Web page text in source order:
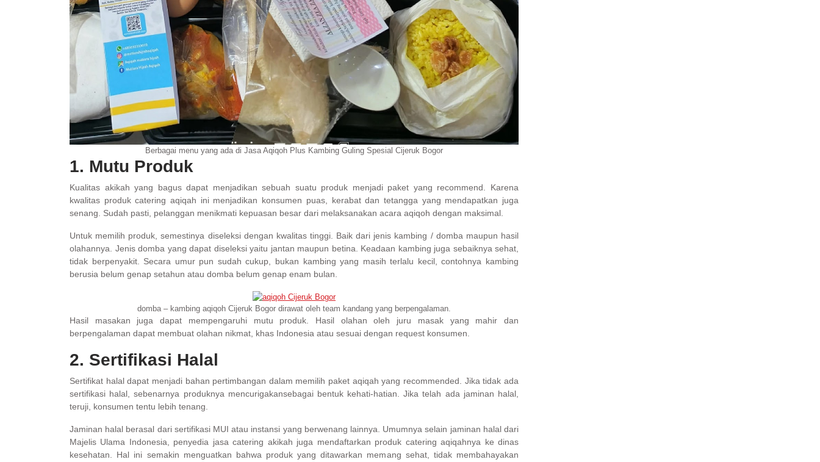
Berbagai menu yang ada di Jasa Aqiqoh Plus Kambing Guling Spesial Cijeruk Bogor
1. Mutu Produk
Kualitas akikah yang bagus dapat menjadikan sebuah suatu produk menjadi paket yang recommend. Karena
kwalitas produk catering aqiqah ini menjadikan konsumen puas, kerabat dan tetangga yang mendapatkan juga
senang. Sudah pasti, pelanggan menikmati kepuasan besar dari melaksanakan acara aqiqoh dengan maksimal.
Untuk memilih produk, semestinya diseleksi dengan kwalitas tinggi. Baik dari jenis kambing / domba maupun hasil
olahannya. Jenis domba yang dapat diseleksi yaitu jantan maupun betina. Keadaan kambing juga sebaiknya sehat,
tidak berpenyakit. Secara umur pun sudah cukup, bukan kambing yang masih terlalu kecil, contohnya kambing
berusia belum genap setahun atau domba belum genap enam bulan.
domba – kambing aqiqoh Cijeruk Bogor dirawat oleh team kandang yang berpengalaman.
Hasil masakan juga dapat mempengaruhi mutu produk. Hasil olahan oleh juru masak yang mahir dan
berpengalaman dapat membuat olahan nikmat, khas Indonesia atau sesuai dengan request konsumen.
2. Sertifikasi Halal
Sertifikat halal dapat menjadi bahan pertimbangan dalam memilih paket aqiqah yang recommended. Jika tidak ada
sertifikasi halal, sebenarnya produknya mencurigakansebagai bentuk kehati-hatian. Jika telah ada jaminan halal,
teruji, konsumen tentu lebih tenang.
Jaminan halal berasal dari sertifikasi MUI atau instansi yang berwenang lainnya. Umumnya selain jaminan halal dari
Majelis Ulama Indonesia, penyedia jasa catering akikah juga mendaftarkan produk catering aqiqahnya ke dinas
kesehatan. Hal ini semakin menguatkan bahwa produk yang ditawarkan memang sehat, tidak membahayakan